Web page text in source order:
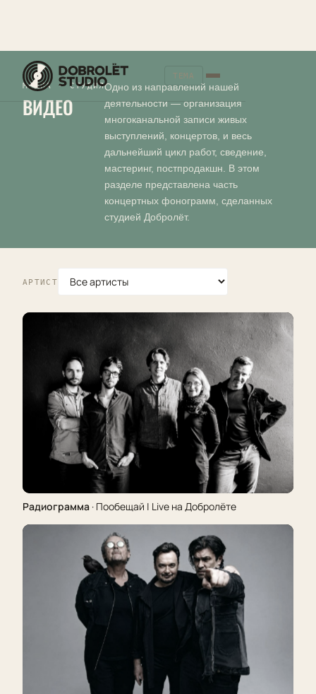
ТЕМА
МЕДИА · СТУДИЯ
ВИДЕО
Одно из направлений нашей
деятельности — организация
многоканальной записи живых
выступлений, концертов, и весь
дальнейший цикл работ, сведение,
мастеринг, постпродакшн. В этом
разделе представлена часть
концертных фонограмм, сделанных
студией Добролёт.
АРТИСТ
Радиограмма · Пообещай | Live на Добролёте